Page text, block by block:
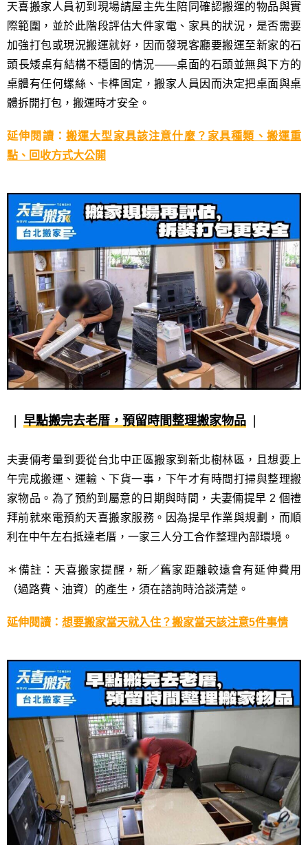
天喜搬家人員初到現場請屋主先生陪同確認搬運的物品與實
際範圍，並於此階段評估大件家電、家具的狀況，是否需要
加強打包或現況搬運就好，因而發現客廳要搬運至新家的石
頭長矮桌有結構不穩固的情況——桌面的石頭並無與下方的
桌體有任何螺絲、卡榫固定，搬家人員因而決定把桌面與桌
體拆開打包，搬運時才安全。
延伸閱讀： 搬運大型家具該注意什麼？家具種類、搬運重
點、回收方式大公開
早點搬完去老厝，預留時間整理搬家物品
夫妻倆考量到要從台北中正區搬家到新北樹林區，且想要上
午完成搬運、運輸、下貨一事，下午才有時間打掃與整理搬
家物品。為了預約到屬意的日期與時間，夫妻倆提早 2 個禮
拜前就來電預約天喜搬家服務。因為提早作業與規劃，而順
利在中午左右抵達老厝，一家三人分工合作整理內部環境。
＊備註：天喜搬家提醒，新／舊家距離較遠會有延伸費用
（過路費、油資）的產生，須在諮詢時洽談清楚。
延伸閱讀： 想要搬家當天就入住？搬家當天該注意5件事情